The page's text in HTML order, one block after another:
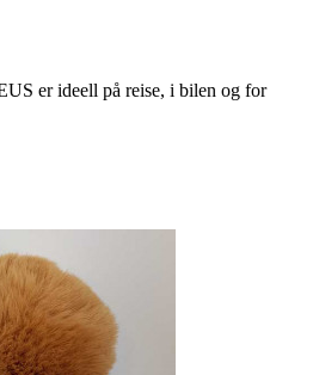
er ideell på reise, i bilen og for